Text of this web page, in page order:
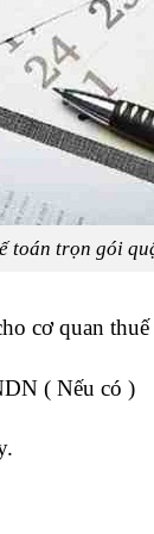
toán trọn gói
cơ quan
( Nếu có )